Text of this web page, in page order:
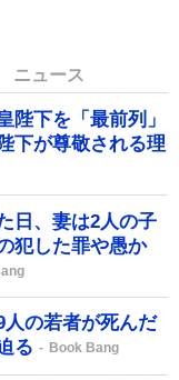
ニュース
陛下を「最前列」
下が尊敬される理
日、妻は2人の子
犯した罪や愚か
の若者が死んだ
る
Book Bang